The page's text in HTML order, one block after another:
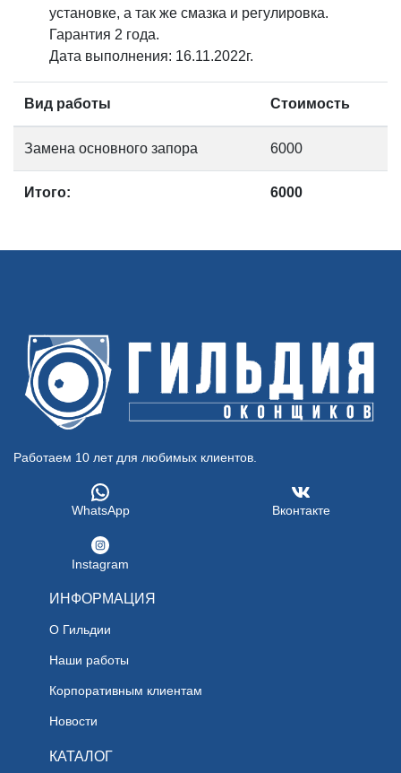
установке, а так же смазка и регулировка.
Гарантия 2 года.
Дата выполнения: 16.11.2022г.
Вид работы Стоимость
Замена основного запора 6000
Итого: 6000
Работаем 10 лет для любимых клиентов.
WhatsApp Вконтакте
Instagram
ИНФОРМАЦИЯ
О Гильдии
Наши работы
Корпоративным клиентам
Новости
КАТАЛОГ